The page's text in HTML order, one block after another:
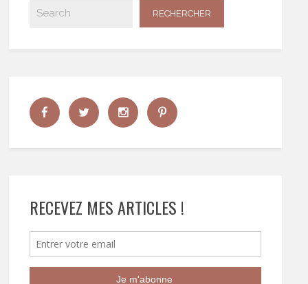
RECEVEZ MES ARTICLES !